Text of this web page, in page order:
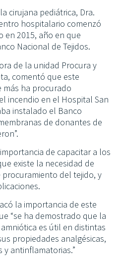
cirujana pediátrica, Dra.
hospitalario comenzó
en 2015, año en que
Nacional de Tejidos.
de la unidad Procura y
comentó que este
más ha procurado
incendio en el Hospital San
instalado el Banco
de donantes de
de capacitar a los
existe la necesidad de
del tejido, y
la importancia de este
“se ha demostrado que la
es útil en distintas
propiedades analgésicas,
y antinflamatorias.”